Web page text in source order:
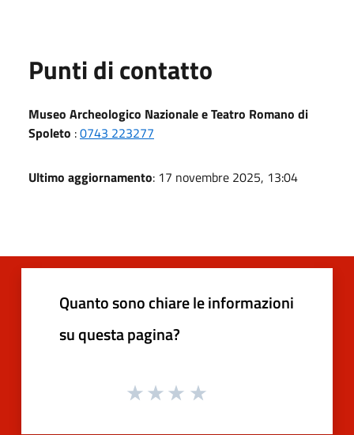
Punti di contatto
Museo Archeologico Nazionale e Teatro Romano di
Spoleto :0743 223277
Ultimo aggiornamento: 17 novembre 2025, 13:04
Quanto sono chiare le informazioni
su questa pagina?